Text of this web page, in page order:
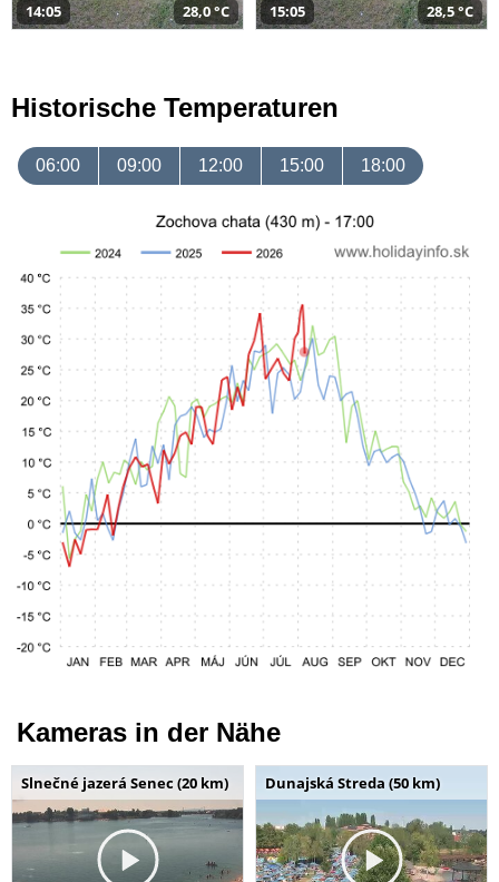
14:05 28,0 °C 15:05 28,5 °C
Historische Temperaturen
06:00 09:00 12:00 15:00 18:00
Kameras in der Nähe
Slnečné jazerá Senec (20 km) Dunajská Streda (50 km)